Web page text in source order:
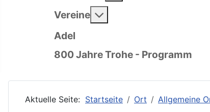
Vereine
Weitere Informationen:
Adel
800 Jahre Trohe - Programm
Aktuelle Seite: Startseite Ort Allgemeine